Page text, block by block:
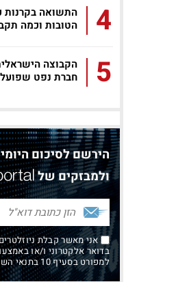
4
התשואה בקרנות
הטובות וכמה
5
הקבוצה
חברת נפט
הירשם לסיכום
ולמבזקים של
אני מאשר קבלת ניוזלטרים
בדואר אלקטרוני ו/או
למפורט בסעיף 10 בתנאי השימוש